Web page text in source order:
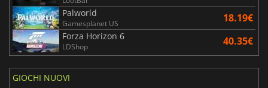
Palworld
Gamesplanet US 18.19€
Forza Horizon 6
LDShop 40.35€
GIOCHI NUOVI